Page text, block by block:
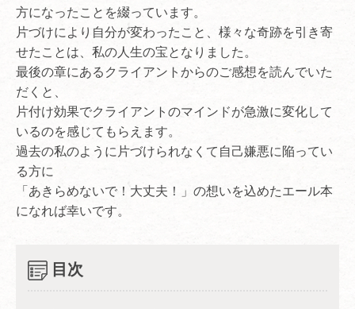
方になったことを綴っています。
片づけにより自分が変わったこと、様々な奇跡を引き寄
せたことは、私の人生の宝となりました。
最後の章にあるクライアントからのご感想を読んでいた
だくと、
片付け効果でクライアントのマインドが急激に変化して
いるのを感じてもらえます。
過去の私のように片づけられなくて自己嫌悪に陥ってい
る方に
「あきらめないで！大丈夫！」の想いを込めたエール本
になれば幸いです。
目次